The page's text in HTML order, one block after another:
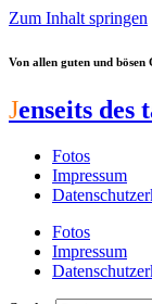
Zum Inhalt springen
Von allen guten und bösen
Jenseits des
Fotos
Impressum
Fotos
Impressum